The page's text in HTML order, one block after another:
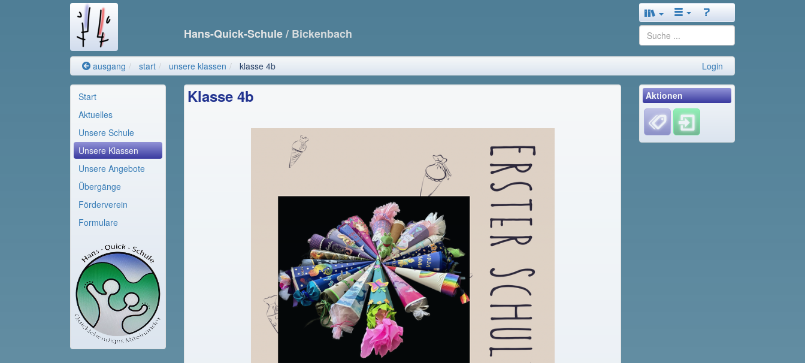
Hans-Quick-Schule/ Bickenbach
ausgang start unsere klassen klasse 4b Login
Start
Aktuelles
Unsere Schule
Unsere Klassen
Unsere Angebote
Übergänge
Förderverein
Formulare
Klasse 4b Aktionen